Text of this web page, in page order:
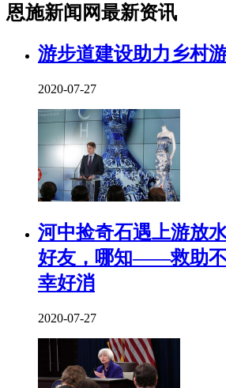
恩施新闻网最新资讯
游步道建设助力乡村
2020-07-27
河中捡奇石遇上游放
好友，哪知——救助不
幸好消
2020-07-27